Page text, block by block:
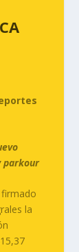
parkour
firmado
la